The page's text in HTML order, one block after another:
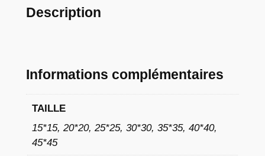
1
,
Description
Informations complémentaires
TAILLE
15*15, 20*20, 25*25, 30*30, 35*35, 40*40,
45*45